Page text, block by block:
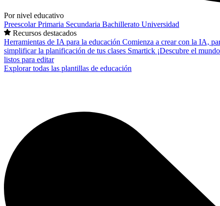
Por nivel educativo
PreescolarPrimaria Secundaria Bachillerato Universidad
Recursos destacados
Herramientas de IA para la educación Comienza a crear con la IA,
simplificar la planificación de tus clases Smartick ¡Descubre el
listos para editar
Explorar todas las plantillas de educación